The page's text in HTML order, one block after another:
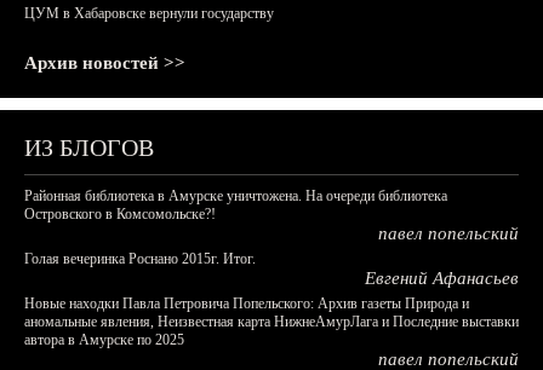
ЦУМ в Хабаровске вернули государству
Архив новостей >>
ИЗ БЛОГОВ
Районная библиотека в Амурске уничтожена. На очереди библиотека
Островского в Комсомольске?!
павел попельский
Голая вечеринка Роснано 2015г. Итог.
Евгений Афанасьев
Новые находки Павла Петровича Попельского: Архив газеты Природа и
аномальные явления, Неизвестная карта НижнеАмурЛага и Последние выставки
автора в Амурске по 2025
павел попельский